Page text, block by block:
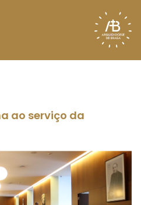
ao serviço da